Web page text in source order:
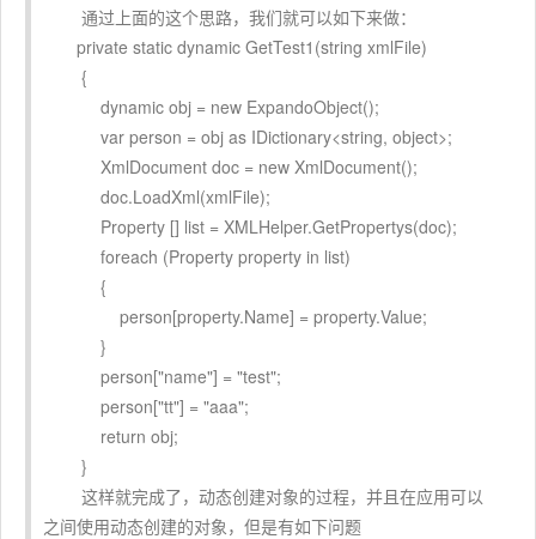
通过上面的这个思路，我们就可以如下来做：
private static dynamic GetTest1(string xmlFile)
{
dynamic obj = new ExpandoObject();
var person = obj as IDictionary<string, object>;
XmlDocument doc = new XmlDocument();
doc.LoadXml(xmlFile);
Property [] list = XMLHelper.GetPropertys(doc);
foreach (Property property in list)
{
person[property.Name] = property.Value;
}
person["name"] = "test";
person["tt"] = "aaa";
return obj;
}
这样就完成了，动态创建对象的过程，并且在应用可以
之间使用动态创建的对象，但是有如下问题